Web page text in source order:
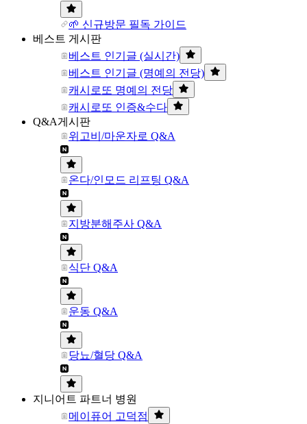
🌱 신규방문 필독 가이드
베스트 게시판
베스트 인기글 (실시간)
베스트 인기글 (명예의 전당)
캐시로또 명예의 전당
캐시로또 인증&수다
Q&A게시판
위고비/마운자로 Q&A
온다/인모드 리프팅 Q&A
지방분해주사 Q&A
식단 Q&A
운동 Q&A
당뇨/혈당 Q&A
지니어트 파트너 병원
메이퓨어 고덕점